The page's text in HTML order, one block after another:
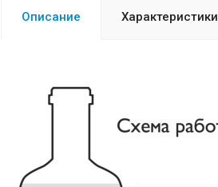
Описание Характеристики